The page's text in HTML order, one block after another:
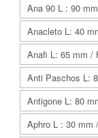
Ana 90 L : 90
Anacleto L: 40
Anafi L: 65 mm /
Anti Paschos L:
Antigone L: 80
Aphro L : 30 mm